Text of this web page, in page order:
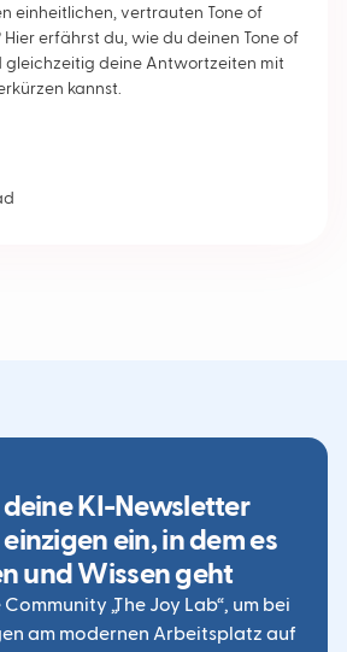
einheitlichen, vertrauten Tone of
Hier erfährst du, wie du deinen Tone of
gleichzeitig deine Antwortzeiten mit
kannst.
deine KI-Newsletter
ein, in dem es
und Wissen geht
„The Joy Lab“, um bei
am modernen Arbeitsplatz auf